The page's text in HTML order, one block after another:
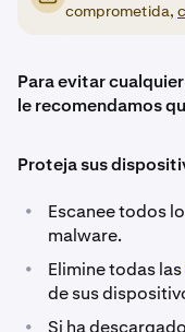
comprometida,
Para evitar
le recomendamos
Proteja sus
•
Escanee todos
malware.
• Elimine todas las
de sus
•
Si ha